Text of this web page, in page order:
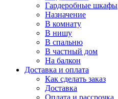
Гардеробные шкафы
Назначение
В комнату
В нишу
В спальню
В частный дом
На балкон
Доставка и оплата
Как сделать заказ
Доставка
Оплата и рассрочка